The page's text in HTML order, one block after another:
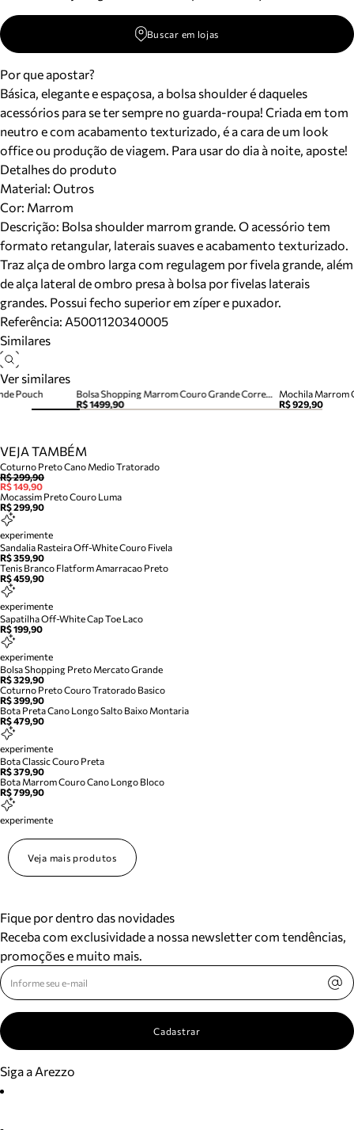
Buscar em lojas
Por que apostar?
Básica, elegante e espaçosa, a bolsa shoulder é daqueles
acessórios para se ter sempre no guarda-roupa! Criada em tom
neutro e com acabamento texturizado, é a cara de um look
office ou produção de viagem. Para usar do dia à noite, aposte!
Detalhes do produto
Material: Outros
Cor: Marrom
Descrição: Bolsa shoulder marrom grande. O acessório tem
formato retangular, laterais suaves e acabamento texturizado.
Traz alça de ombro larga com regulagem por fivela grande, além
de alça lateral de ombro presa à bolsa por fivelas laterais
grandes. Possui fecho superior em zíper e puxador.
Referência: A5001120340005
Similares
Ver similares
Bolsa Shopping Marrom Couro Grande Corrente
R$ 1499,90
Mochila Marrom
R$ 929,90
Pouch
VEJA TAMBÉM
Coturno Preto Cano Medio Tratorado
R$ 299,90
R$ 149,90
Mocassim Preto Couro Luma
R$ 299,90
experimente
Sandalia Rasteira Off-White Couro Fivela
R$ 359,90
Tenis Branco Flatform Amarracao Preto
R$ 459,90
experimente
Sapatilha Off-White Cap Toe Laco
R$ 199,90
experimente
Bolsa Shopping Preto Mercato Grande
R$ 329,90
Coturno Preto Couro Tratorado Basico
R$ 399,90
Bota Preta Cano Longo Salto Baixo Montaria
R$ 479,90
experimente
Bota Classic Couro Preta
R$ 379,90
Bota Marrom Couro Cano Longo Bloco
R$ 799,90
experimente
Veja mais produtos
Fique por dentro das novidades
Receba com exclusividade a nossa newsletter com tendências,
promoções e muito mais.
Cadastrar
Siga a Arezzo